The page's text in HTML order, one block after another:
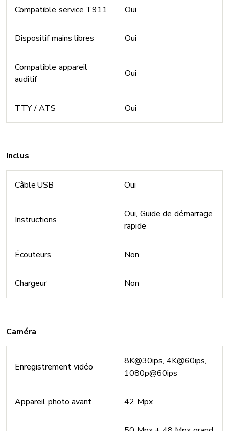
Compatible service T911 Oui
Dispositif mains libres Oui
Compatible appareil
auditif
Oui
TTY / ATS Oui
Inclus
Câble USB Oui
Instructions
Oui, Guide de démarrage
rapide
Écouteurs Non
Chargeur Non
Caméra
Enregistrement vidéo
8K@30ips, 4K@60ips,
1080p@60ips
Appareil photo avant 42 Mpx